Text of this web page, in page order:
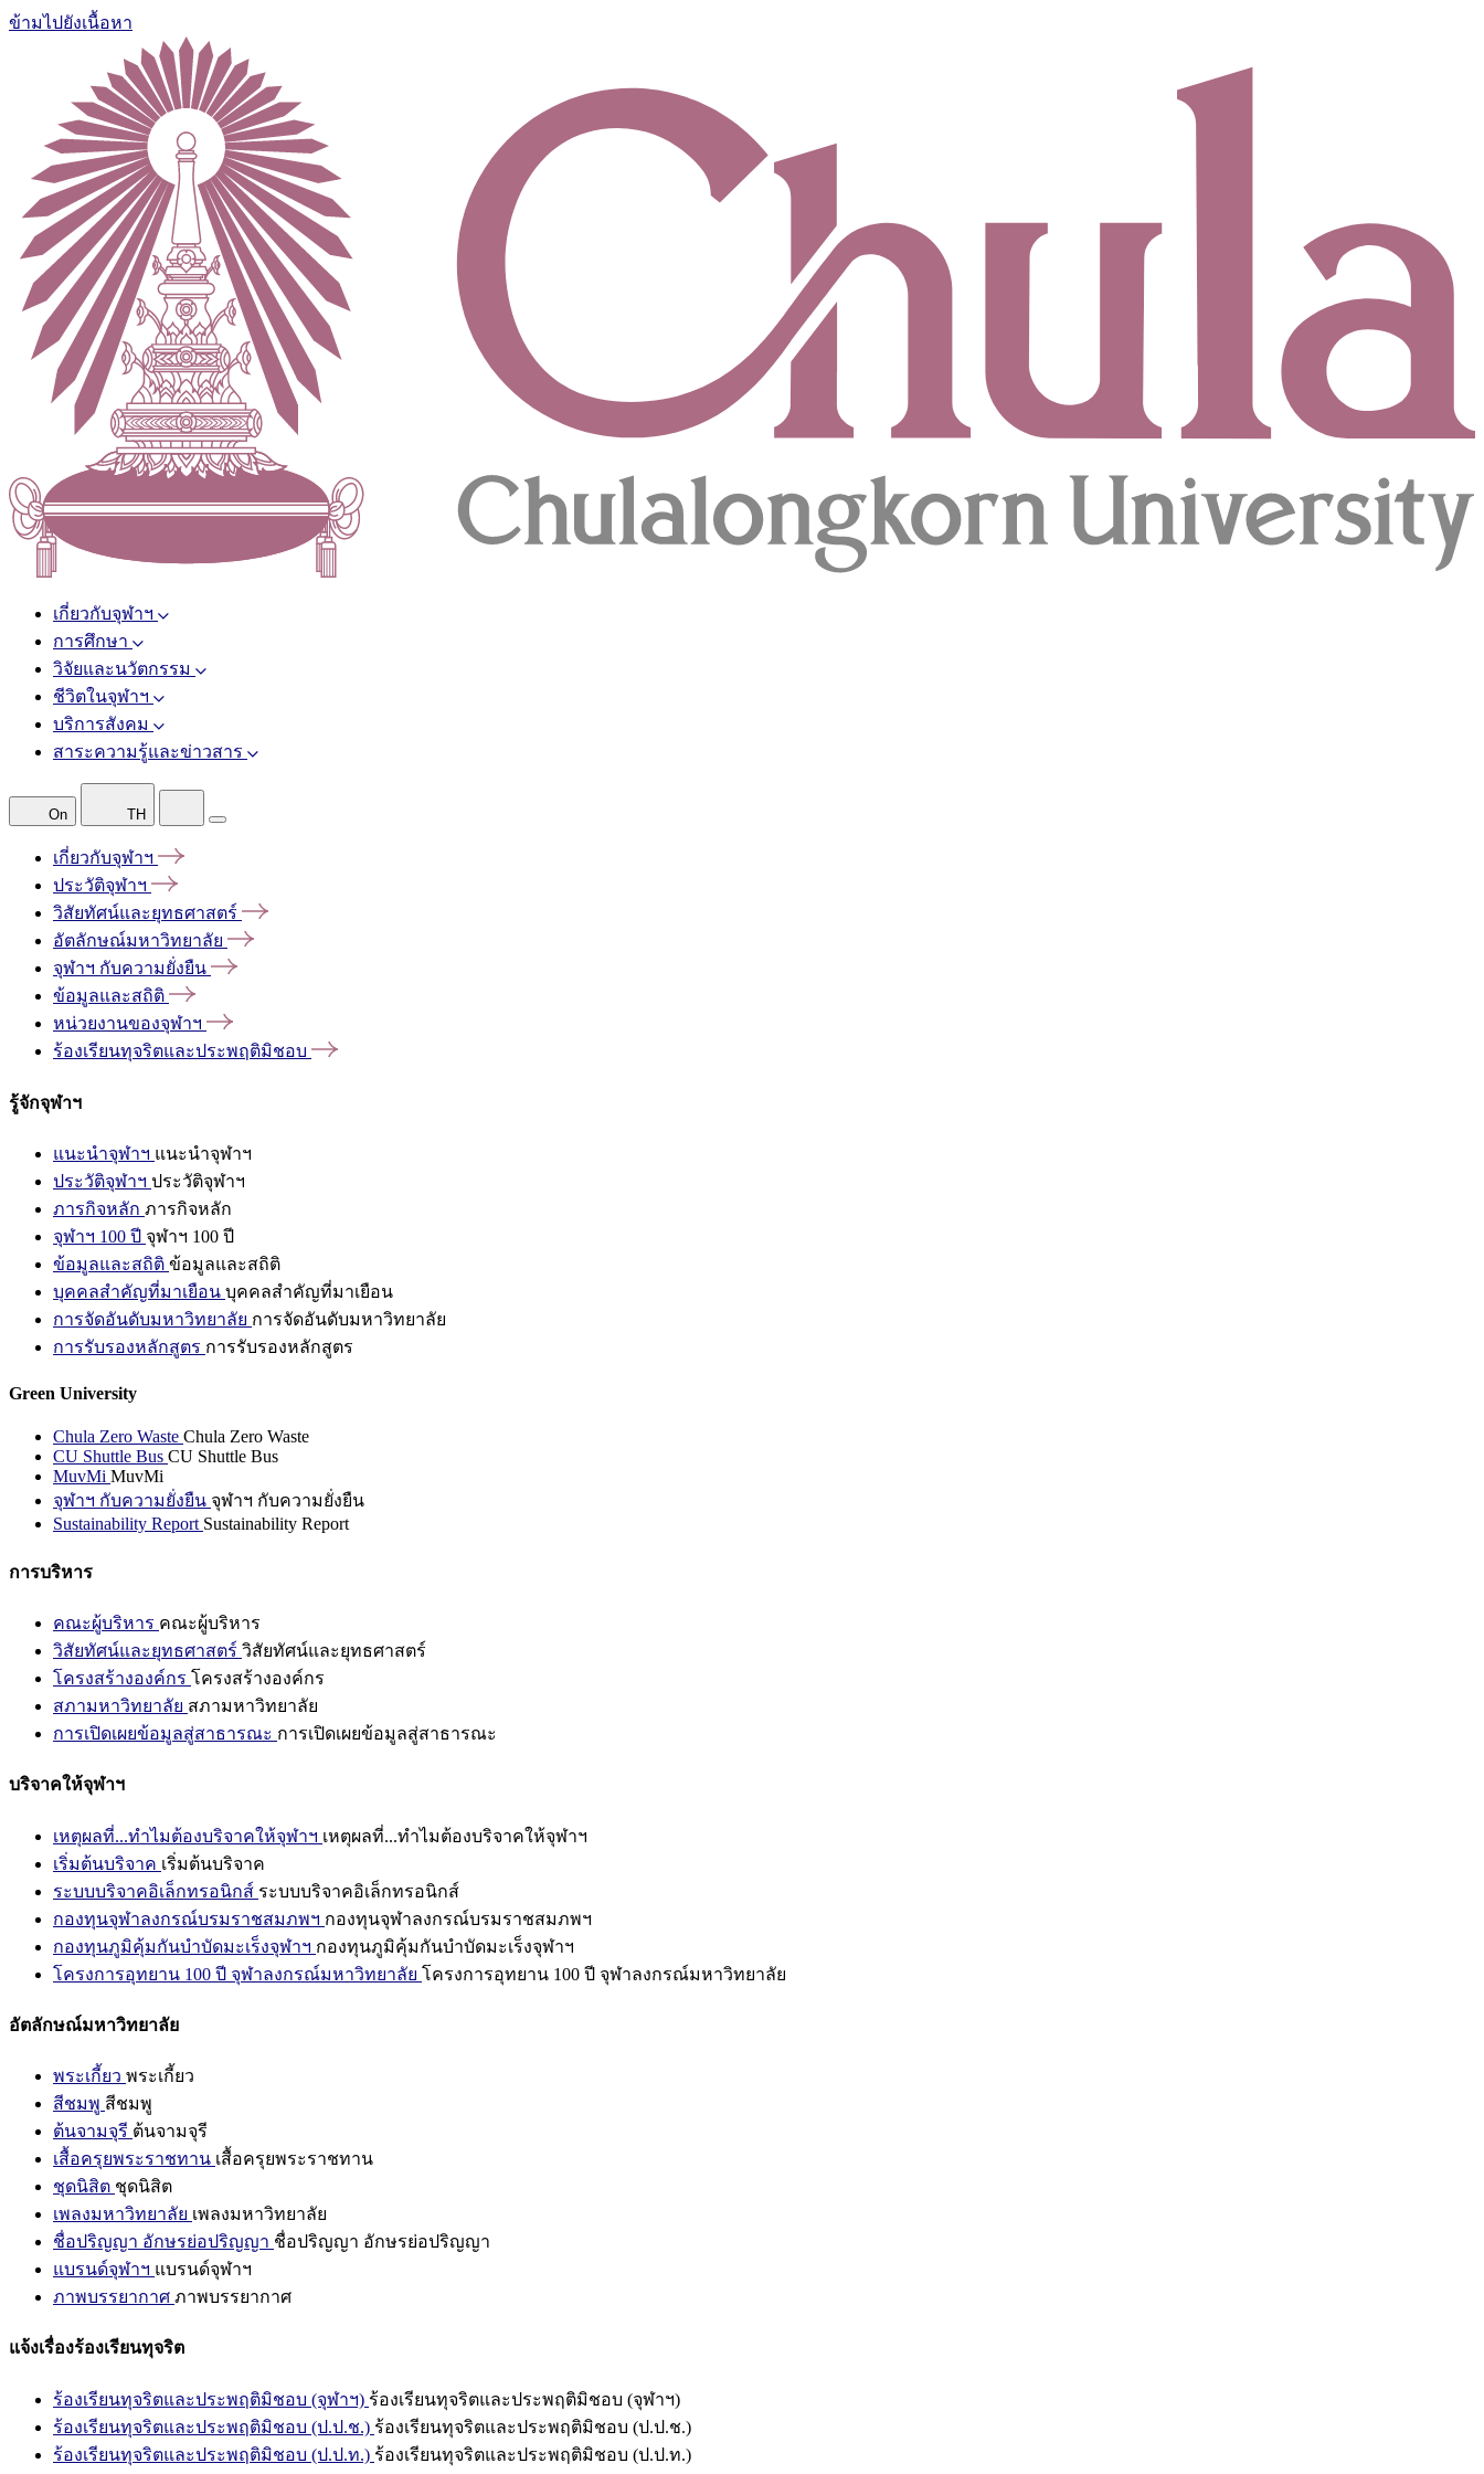
ข้ามไปยังเนื้อหา
เกี่ยวกับจุฬาฯ
การศึกษา
วิจัยและนวัตกรรม
ชีวิตในจุฬาฯ
บริการสังคม
สาระความรู้และข่าวสาร
On TH
เกี่ยวกับจุฬาฯ
ประวัติจุฬาฯ
วิสัยทัศน์และยุทธศาสตร์
อัตลักษณ์มหาวิทยาลัย
จุฬาฯ กับความยั่งยืน
ข้อมูลและสถิติ
หน่วยงานของจุฬาฯ
ร้องเรียนทุจริตและประพฤติมิชอบ
รู้จักจุฬาฯ
แนะนำจุฬาฯ แนะนำจุฬาฯ
ประวัติจุฬาฯ ประวัติจุฬาฯ
ภารกิจหลัก ภารกิจหลัก
จุฬาฯ 100 ปี จุฬาฯ 100 ปี
ข้อมูลและสถิติ ข้อมูลและสถิติ
บุคคลสำคัญที่มาเยือน บุคคลสำคัญที่มาเยือน
การจัดอันดับมหาวิทยาลัย การจัดอันดับมหาวิทยาลัย
การรับรองหลักสูตร การรับรองหลักสูตร
Green University
Chula Zero Waste Chula Zero Waste
CU Shuttle Bus CU Shuttle Bus
MuvMi MuvMi
จุฬาฯ กับความยั่งยืน จุฬาฯ กับความยั่งยืน
Sustainability Report Sustainability Report
การบริหาร
คณะผู้บริหาร คณะผู้บริหาร
วิสัยทัศน์และยุทธศาสตร์ วิสัยทัศน์และยุทธศาสตร์
โครงสร้างองค์กร โครงสร้างองค์กร
สภามหาวิทยาลัย สภามหาวิทยาลัย
การเปิดเผยข้อมูลสู่สาธารณะ การเปิดเผยข้อมูลสู่สาธารณะ
บริจาคให้จุฬาฯ
เหตุผลที่...ทำไมต้องบริจาคให้จุฬาฯ เหตุผลที่...ทำไมต้องบริจาคให้จุฬาฯ
เริ่มต้นบริจาค เริ่มต้นบริจาค
ระบบบริจาคอิเล็กทรอนิกส์ ระบบบริจาคอิเล็กทรอนิกส์
กองทุนจุฬาลงกรณ์บรมราชสมภพฯ กองทุนจุฬาลงกรณ์บรมราชสมภพฯ
กองทุนภูมิคุ้มกันบำบัดมะเร็งจุฬาฯ กองทุนภูมิคุ้มกันบำบัดมะเร็งจุฬาฯ
โครงการอุทยาน 100 ปี จุฬาลงกรณ์มหาวิทยาลัย โครงการอุทยาน 100 ปี จุฬาลงกรณ์มหาวิทยาลัย
อัตลักษณ์มหาวิทยาลัย
พระเกี้ยว พระเกี้ยว
สีชมพู สีชมพู
ต้นจามจุรี ต้นจามจุรี
เสื้อครุยพระราชทาน เสื้อครุยพระราชทาน
ชุดนิสิต ชุดนิสิต
เพลงมหาวิทยาลัย เพลงมหาวิทยาลัย
ชื่อปริญญา อักษรย่อปริญญา ชื่อปริญญา อักษรย่อปริญญา
แบรนด์จุฬาฯ แบรนด์จุฬาฯ
ภาพบรรยากาศ ภาพบรรยากาศ
แจ้งเรื่องร้องเรียนทุจริต
ร้องเรียนทุจริตและประพฤติมิชอบ (จุฬาฯ) ร้องเรียนทุจริตและประพฤติมิชอบ (จุฬาฯ)
ร้องเรียนทุจริตและประพฤติมิชอบ (ป.ป.ช.) ร้องเรียนทุจริตและประพฤติมิชอบ (ป.ป.ช.)
ร้องเรียนทุจริตและประพฤติมิชอบ (ป.ป.ท.) ร้องเรียนทุจริตและประพฤติมิชอบ (ป.ป.ท.)